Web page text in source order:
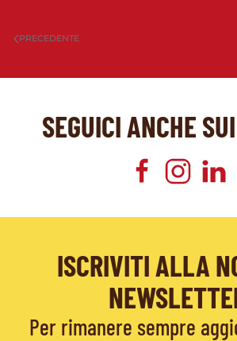
PRECEDENTE
SEGUICI ANCHE
ISCRIVITI ALLA
Per rimanere sempre